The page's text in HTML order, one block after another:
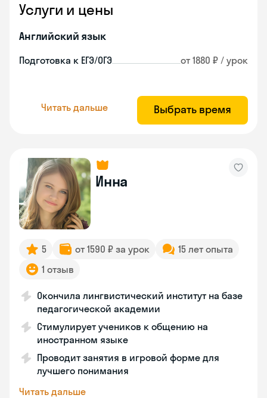
Услуги и цены
Английский язык
Подготовка к ЕГЭ/ОГЭ от 1880 ₽ / урок
Читать дальше Выбрать время
Инна
5 от 1590 ₽ за урок
15 лет опыта
1 отзыв
Окончила лингвистический институт на базе
педагогической академии
Стимулирует учеников к общению на
иностранном языке
Проводит занятия в игровой форме для
лучшего понимания
Читать дальше